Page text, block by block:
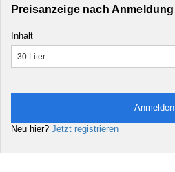
Preisanzeige nach Anmeldung
Inhalt
30 Liter
Anmelden
Neu hier? Jetzt registrieren